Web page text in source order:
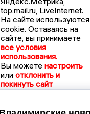
top.mail.ru, LiveInternet.
На сайте используются
cookie. Оставаясь на
сайте, вы принимаете
все условия
использования.
Вы можете настроить
или отклонить и
покинуть сайт
Принять